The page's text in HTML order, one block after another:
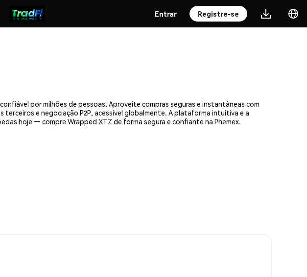
Entrar Registre-se
por milhões de pessoas. Aproveite compras seguras e instantâneas com
e negociação P2P, acessível globalmente. A plataforma intuitiva e a
hoje — compre Wrapped XTZ de forma segura e confiante na Phemex.